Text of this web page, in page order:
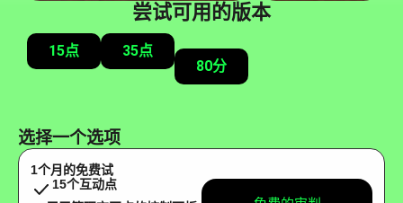
尝试可用的版本
15点
35点
80分
选择一个选项
1个月的免费试
15个互动点